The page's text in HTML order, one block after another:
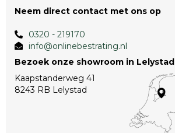
Neem direct contact met ons op
0320 - 219170
info@onlinebestrating.nl
Bezoek onze showroom in Lelystad
Kaapstanderweg 41
8243 RB Lelystad